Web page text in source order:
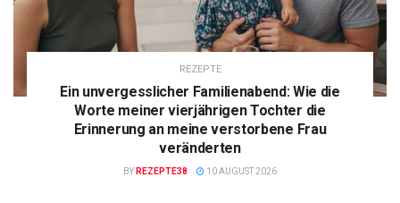
REZEPTE
Ein unvergesslicher Familienabend: Wie die
Worte meiner vierjährigen Tochter die
Erinnerung an meine verstorbene Frau
veränderten
BY REZEPTE38 10 AUGUST 2026